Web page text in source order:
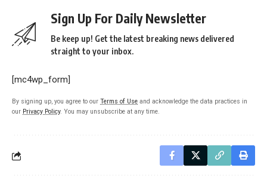
Sign Up For Daily Newsletter
Be keep up! Get the latest breaking news delivered
straight to your inbox.
[mc4wp_form]
By signing up, you agree to our Terms of Use and acknowledge the data practices in
our Privacy Policy. You may unsubscribe at any time.